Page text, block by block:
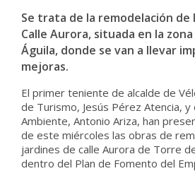
Se trata de la remodelación de
Calle Aurora, situada en la
Águila, donde se van a llevar
mejoras.
El primer teniente de alcalde de
de Turismo, Jesús Pérez Atencia,
Ambiente, Antonio Ariza, han
de este miércoles las obras de
jardines de calle Aurora de Torre
dentro del Plan de Fomento del